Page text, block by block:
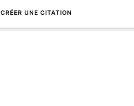
CRÉER UNE CITATION